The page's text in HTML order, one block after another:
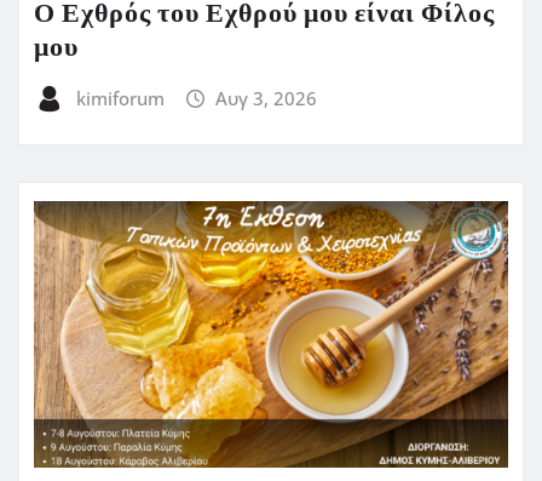
Ο Εχθρός του Εχθρού μου είναι Φίλος
μου
kimiforum Αυγ 3, 2026